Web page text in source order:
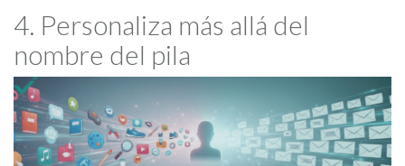
4. Personaliza más allá del
nombre del pila